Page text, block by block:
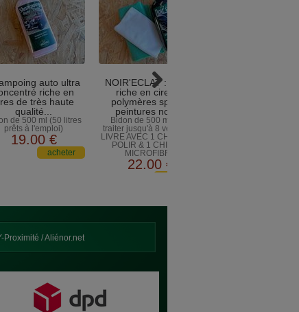
auto ultra
riche en
de très haute
qualité...
de 500 ml (50 litres
prêts à l'emploi)
19.00 €
NOIR'ECLAT : Polish
riche en cires et
polymères spécial
peintures noires
Bidon de 500 ml pour
traiter jusqu'à 8 véhicules
LIVRE AVEC 1 CHIFFON A
POLIR & 1 CHIFFON
MICROFIBRE
22.00 €
Proximité / Aliénor.net